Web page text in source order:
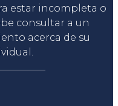
estar incompleta o
consultar a un
acerca de su